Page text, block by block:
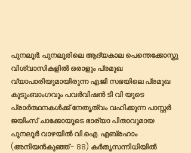
പുനലൂർ: പുനലൂരിലെ ആദ്യകാല പെന്തെക്കോസ്തു
വിശ്വാസികളിൽ ഒരാളും പ്രമുഖ
വ്യാപാരിയുമായിരുന്ന എ.ജി സഭയിലെ പ്രമുഖ
കുടുംബാംഗവും പവർവിഷൻ ടി വി യുടെ
പ്രാർത്ഥനകൾക്ക് നേതൃത്വം വഹിക്കുന്ന പാസ്റ്റർ
ജയിംസ് ചാക്കോയുടെ ഭാര്യാ പിതാവുമായ
പുനലൂർ വാഴയിൽ വി.ഐ. എബ്രഹാം
(അനിയൻകുഞ്ഞ് - 88) കർതൃസന്നിധിയിൽ